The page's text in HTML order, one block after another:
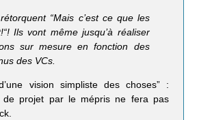
“Mais c’est ce que les
Ils vont même jusqu’à réaliser
sur mesure en fonction des
des VCs.
vision simpliste des choses” :
de projet par le mépris ne fera pas